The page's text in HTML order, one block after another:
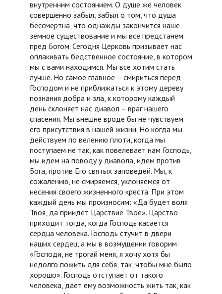
внутренним состоянием. О душе же человек
совершенно забыл, забыл о том, что душа
бессмертна, что однажды закончится наше
земное существование и мы все предстанем
пред Богом. Сегодня Церковь призывает нас
оплакивать бедственное состояние, в котором
мы с вами находимся. Мы все хотим стать
лучше. Но самое главное – смириться перед
Господом и не приближаться к этому дереву
познания добра и зла, к которому каждый
день склоняет нас диавол – враг нашего
спасения. Мы внешне вроде бы не чувствуем
его присутствия в нашей жизни. Но когда мы
действуем по велению плоти, когда мы
поступаем не так, как повелевает нам Господь,
мы идем на поводу у диавола, идем против
Бога, против Его святых заповедей. Мы, к
сожалению, не смиряемся, уклоняемся от
несения своего жизненного креста. При этом
каждый день мы произносим: «Да будет воля
Твоя, да приидет Царствие Твое». Царство
приходит тогда, когда Господь касается
сердца человека. Господь стучит в двери
наших сердец, а мы в возмущении говорим:
«Господи, не трогай меня, я хочу хотя бы
недолго пожить для себя, так, чтобы мне было
хорошо». Господь отступает от такого
человека, дает ему возможность жить так, как